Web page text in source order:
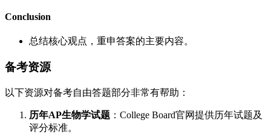
Conclusion
总结核心观点，重申答案的主要内容。
备考资源
以下资源对备考自由答题部分非常有帮助：
历年AP生物学试题 ：College Board官网提供历年试题及
评分标准。